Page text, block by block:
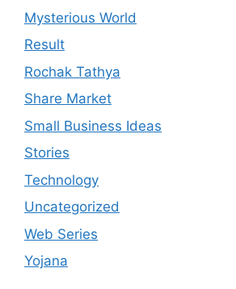
Mysterious World
Result
Rochak Tathya
Share Market
Small Business Ideas
Stories
Technology
Uncategorized
Web Series
Yojana